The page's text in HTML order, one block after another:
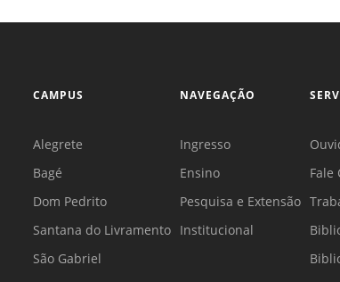
CAMPUS
Alegrete
Bagé
Dom Pedrito
Santana do Livramento
São Gabriel
NAVEGAÇÃO
Ingresso
Ensino
Pesquisa e Extensão
Institucional
Fale